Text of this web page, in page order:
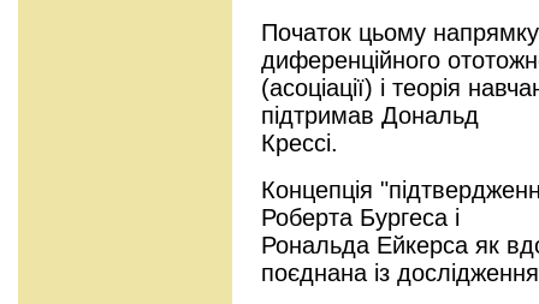
Початок цьому
диференційного
(асоціації) і теорія
підтримав Дональд
Крессі.
Концепція
Роберта Бургеса і
Рональда Ейкерса як
поєднана із